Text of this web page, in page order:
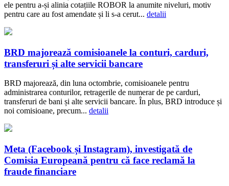
ele pentru a-și alinia cotațiile ROBOR la anumite niveluri, motiv
pentru care au fost amendate și li s-a cerut... detalii
BRD majorează comisioanele la conturi, carduri,
transferuri și alte servicii bancare
BRD majorează, din luna octombrie, comisioanele pentru
administrarea conturilor, retragerile de numerar de pe carduri,
transferuri de bani și alte servicii bancare. În plus, BRD introduce și
noi comisioane, precum... detalii
Meta (Facebook și Instagram), investigată de
Comisia Europeană pentru că face reclamă la
fraude financiare